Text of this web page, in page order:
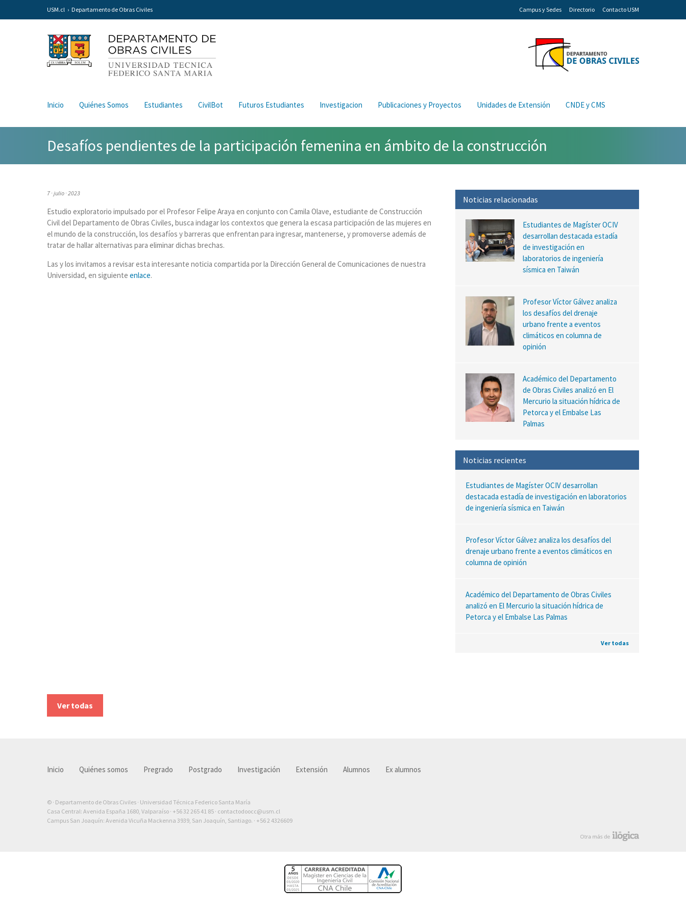
USM.cl Departamento de Obras Civiles Campus y Sedes Directorio Contacto USM
Inicio Quiénes Somos Estudiantes CivilBot Futuros Estudiantes Investigacion Publicaciones y Proyectos Unidades de Extensión CNDE y CMS
Desafíos pendientes de la participación femenina en ámbito de la construcción
7 · julio · 2023
Estudio exploratorio impulsado por el Profesor Felipe Araya en conjunto con Camila Olave, estudiante de Construcción
Civil del Departamento de Obras Civiles, busca indagar los contextos que genera la escasa participación de las mujeres en
el mundo de la construcción, los desafíos y barreras que enfrentan para ingresar, mantenerse, y promoverse además de
tratar de hallar alternativas para eliminar dichas brechas.
Las y los invitamos a revisar esta interesante noticia compartida por la Dirección General de Comunicaciones de nuestra
Universidad, en siguiente enlace.
Noticias relacionadas
Estudiantes de Magíster OCIV
desarrollan destacada estadía
de investigación en
laboratorios de ingeniería
sísmica en Taiwán
Profesor Víctor Gálvez analiza
los desafíos del drenaje
urbano frente a eventos
climáticos en columna de
opinión
Académico del Departamento
de Obras Civiles analizó en El
Mercurio la situación hídrica de
Petorca y el Embalse Las
Palmas
Noticias recientes
Estudiantes de Magíster OCIV desarrollan
destacada estadía de investigación en laboratorios
de ingeniería sísmica en Taiwán
Profesor Víctor Gálvez analiza los desafíos del
drenaje urbano frente a eventos climáticos en
columna de opinión
Académico del Departamento de Obras Civiles
analizó en El Mercurio la situación hídrica de
Petorca y el Embalse Las Palmas
Ver todas
Ver todas
Inicio Quiénes somos Pregrado Postgrado Investigación Extensión Alumnos Ex alumnos
© · Departamento de Obras Civiles · Universidad Técnica Federico Santa María
Casa Central: Avenida España 1680, Valparaíso · +56 32 265 41 85 · contactodoocc@usm.cl
Campus San Joaquín: Avenida Vicuña Mackenna 3939, San Joaquín, Santiago. · +56 2 4326609